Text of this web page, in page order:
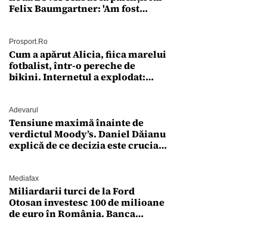
Felix Baumgartner: 'Am fost
Prosport.ro
Cum a apărut Alicia, fiica marelui
fotbalist, într-o pereche de
bikini. Internetul a explodat:
Adevarul
Tensiune maximă înainte de
verdictul Moody’s. Daniel Dăianu
explică de ce decizia este crucială
Mediafax
Miliardarii turci de la Ford
Otosan investesc 100 de milioane
de euro în România. Banca